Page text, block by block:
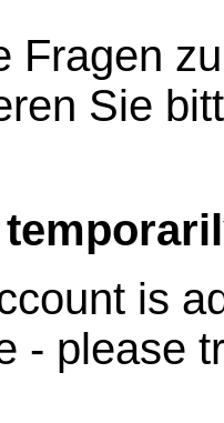
Fragen
Sie
is
- please